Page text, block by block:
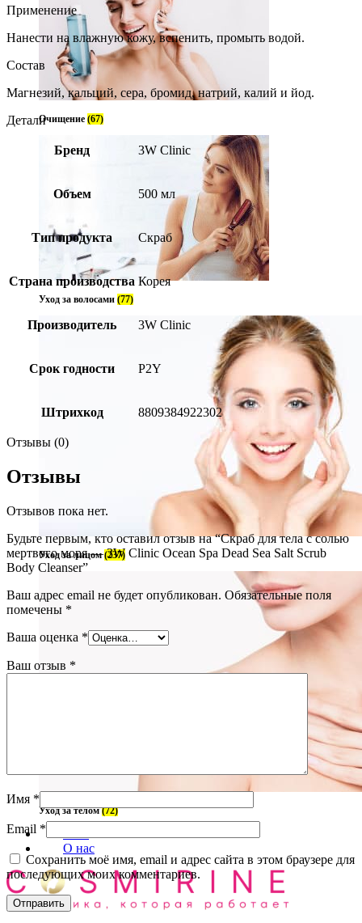
Очищение (67)
Уход за волосами (77)
Уход за лицом(237)
Уход за телом(72)
О нас
Применение
Нанести на влажную кожу, вспенить, промыть водой.
Состав
Магнезий, кальций, сера, бромид, натрий, калий и йод.
Детали
Бренд 3W Clinic
Объем 500 мл
Тип продукта Скраб
Страна производства Корея
Производитель 3W Clinic
Срок годности P2Y
Штрихкод 8809384922302
Отзывы (0)
Отзывы
Отзывов пока нет.
Будьте первым, кто оставил отзыв на “Скраб для тела с солью
мертвого моря — 3W Clinic Ocean Spa Dead Sea Salt Scrub
Body Cleanser”
Ваш адрес email не будет опубликован. Обязательные поля
помечены *
Ваша оценка *
Ваш отзыв *
Имя *
Email *
Сохранить моё имя, email и адрес сайта в этом браузере для
последующих моих комментариев.